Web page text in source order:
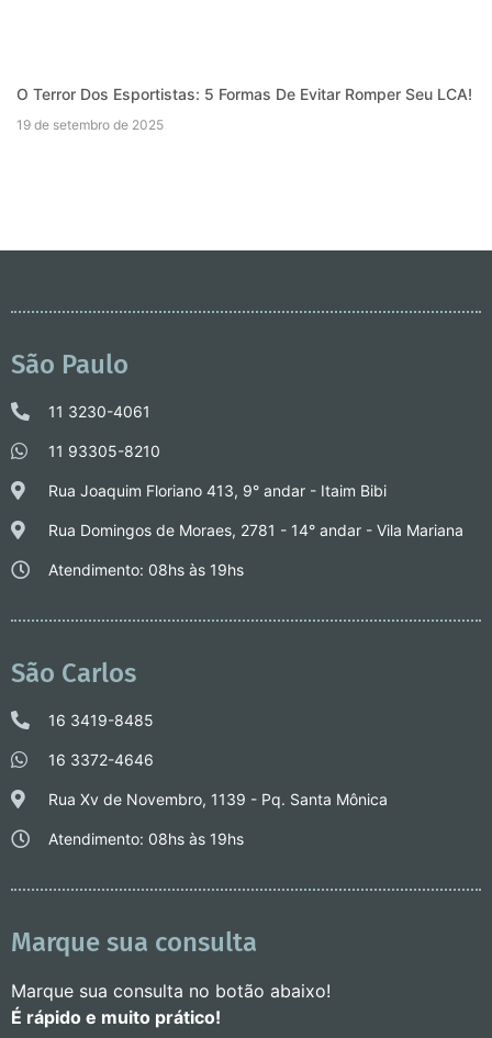
O Terror Dos Esportistas: 5 Formas De Evitar Romper Seu LCA!
19 de setembro de 2025
São Paulo
11 3230-4061
11 93305-8210
Rua Joaquim Floriano 413, 9° andar - Itaim Bibi
Rua Domingos de Moraes, 2781 - 14° andar - Vila Mariana
Atendimento: 08hs às 19hs
São Carlos
16 3419-8485
16 3372-4646
Rua Xv de Novembro, 1139 - Pq. Santa Mônica
Atendimento: 08hs às 19hs
Marque sua consulta
Marque sua consulta no botão abaixo!
É rápido e muito prático!